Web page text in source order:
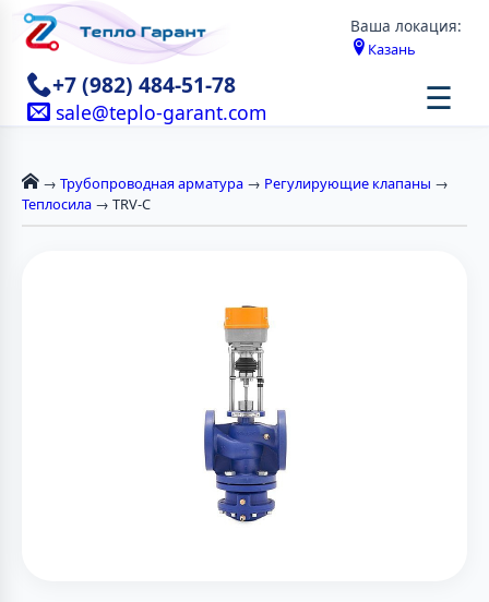
Ваша локация:
Казань
+7 (982) 484-51-78
sale@teplo-garant.com ☰
→ Трубопроводная арматура → Регулирующие клапаны →
Теплосила → TRV-C